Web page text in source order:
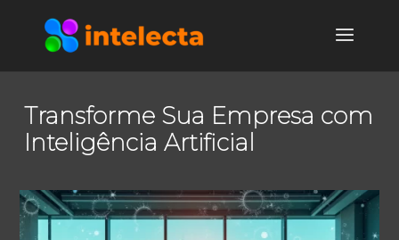
Transforme Sua Empresa com
Inteligência Artificial